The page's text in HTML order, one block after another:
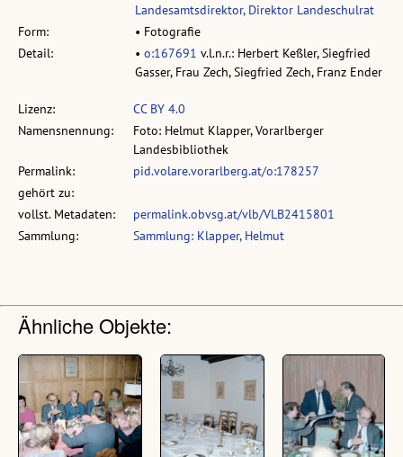
Landesamtsdirektor, Direktor Landeschulrat
Form:
• Fotografie
Detail:
• o:167691 v.l.n.r.: Herbert Keßler, Siegfried
Gasser, Frau Zech, Siegfried Zech, Franz Ender
Lizenz:
CC BY 4.0
Namensnennung:
Foto: Helmut Klapper, Vorarlberger
Landesbibliothek
Permalink:
pid.volare.vorarlberg.at/o:178257
gehört zu:
vollst. Metadaten:
permalink.obvsg.at/vlb/VLB2415801
Sammlung:
Sammlung: Klapper, Helmut
Ähnliche Objekte: